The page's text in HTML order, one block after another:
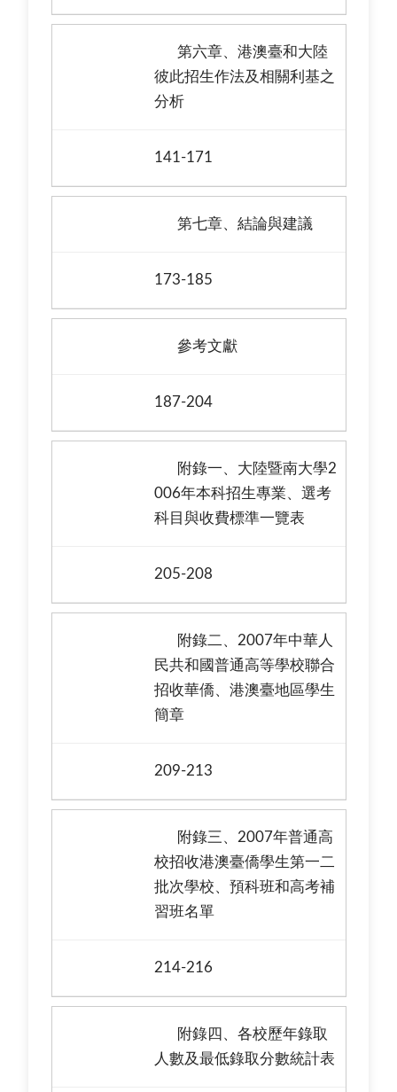
第六章、港澳臺和大陸
彼此招生作法及相關利基之
分析
141-171
第七章、結論與建議
173-185
參考文獻
187-204
附錄一、大陸暨南大學2
006年本科招生專業、選考
科目與收費標準一覽表
205-208
附錄二、2007年中華人
民共和國普通高等學校聯合
招收華僑、港澳臺地區學生
簡章
209-213
附錄三、2007年普通高
校招收港澳臺僑學生第一二
批次學校、預科班和高考補
習班名單
214-216
附錄四、各校歷年錄取
人數及最低錄取分數統計表